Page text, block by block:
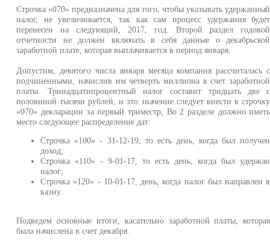
Строчка «070» предназначена для того, чтобы указывать удержанный
налог, не увеличивается, так как сам процесс удержания будет
перенесен на следующий, 2017, год. Второй раздел годовой
отчетности не должен включать в себя данные о декабрьской
заработной плате, которая выплачивается в период января.
Допустим, девятого числа января месяца компания рассчиталась с
подчиненными, начислив им четверть миллиона в счет заработной
платы. Тринадцатипроцентный налог составит тридцать две с
половиной тысячи рублей, и это значение следует внести в строчку
«070» декларации за первый триместр, Во 2 разделе должно иметь
место следующее распределение дат:
Строчка «100» - 31-12-19, то есть день, когда был получен
доход;
Строчка «110» - 9-01-17, то есть день, когда был удержан
налог;
Строчка «120» - 10-01-17, день, когда налог был направлен в
казну.
Подведем основные итоги, касательно заработной платы, которая
была начислена в счет декабря.